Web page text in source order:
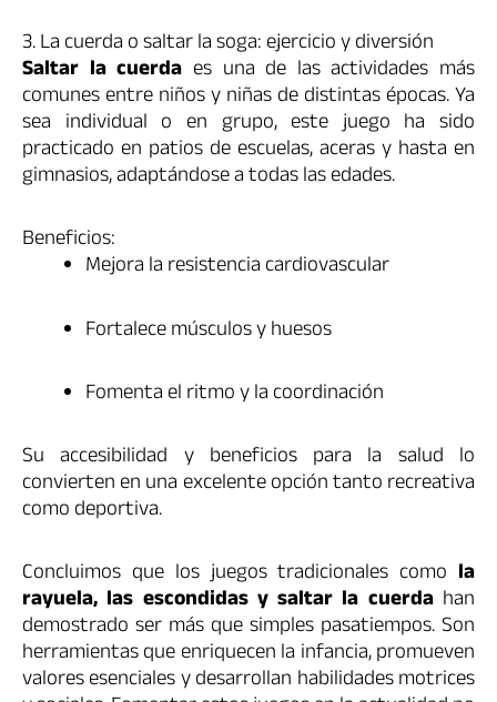
3. La cuerda o saltar la soga: ejercicio y diversión
Saltar la cuerda es una de las actividades más
comunes entre niños y niñas de distintas épocas. Ya
sea individual o en grupo, este juego ha sido
practicado en patios de escuelas, aceras y hasta en
gimnasios, adaptándose a todas las edades.
Beneficios:
Mejora la resistencia cardiovascular
Fortalece músculos y huesos
Fomenta el ritmo y la coordinación
Su accesibilidad y beneficios para la salud lo
convierten en una excelente opción tanto recreativa
como deportiva.
Concluimos que los juegos tradicionales como la
rayuela, las escondidas y saltar la cuerdahan
demostrado ser más que simples pasatiempos. Son
herramientas que enriquecen la infancia, promueven
valores esenciales y desarrollan habilidades motrices